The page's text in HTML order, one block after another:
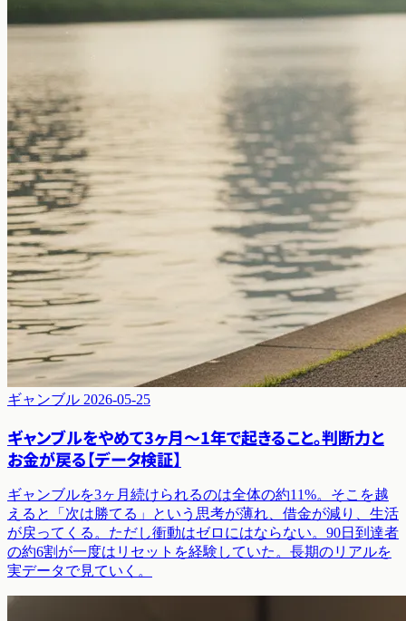
ギャンブル 2026-05-25
ギャンブルをやめて3ヶ月〜1年で起きること。判断力と
お金が戻る【データ検証】
ギャンブルを3ヶ月続けられるのは全体の約11%。そこを越
えると「次は勝てる」という思考が薄れ、借金が減り、生活
が戻ってくる。ただし衝動はゼロにはならない。90日到達者
の約6割が一度はリセットを経験していた。長期のリアルを
実データで見ていく。